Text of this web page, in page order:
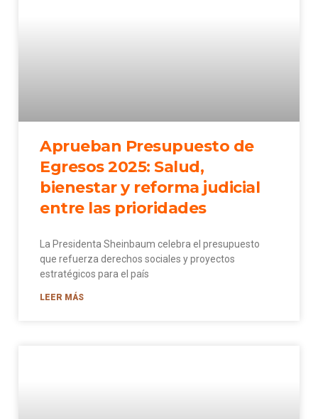
Aprueban Presupuesto de
Egresos 2025: Salud,
bienestar y reforma judicial
entre las prioridades
La Presidenta Sheinbaum celebra el presupuesto
que refuerza derechos sociales y proyectos
estratégicos para el país
LEER MÁS